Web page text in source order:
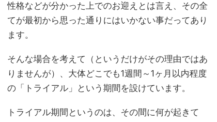
性格などが分かった上でのお迎えとは言え、その全
てが最初から思った通りにはいかない事だってあり
ます。
そんな場合を考えて（というだけがその理由ではあ
りませんが）、大体どこでも1週間～1ヶ月以内程度
の「トライアル」という期間を設けています。
トライアル期間というのは、その間に何が起きて